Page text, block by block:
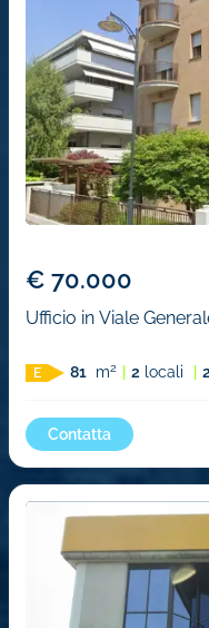
€ 70.000
Ufficio in Viale
E 81 m2 2 locali 2
Contatta